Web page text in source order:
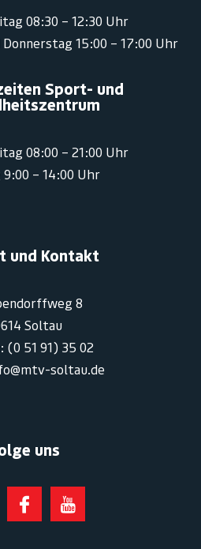
08:30 – 12:30 Uhr
15:00 – 17:00 Uhr
Sport- und
08:00 – 21:00 Uhr
9:00 – 14:00 Uhr
und Kontakt
8
Soltau
(0 51 91) 35 02
soltau.de
uns